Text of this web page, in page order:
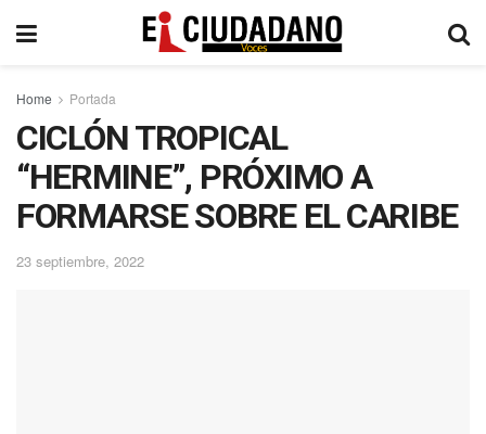
Home Portada
CICLÓN TROPICAL
“HERMINE”, PRÓXIMO A
FORMARSE SOBRE EL CARIBE
23 septiembre, 2022